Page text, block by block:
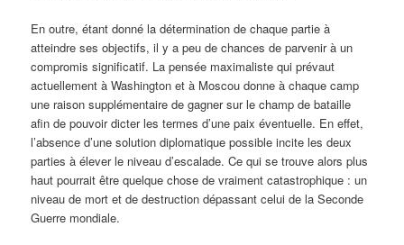
En outre, étant donné la détermination de chaque partie à
atteindre ses objectifs, il y a peu de chances de parvenir à un
compromis significatif. La pensée maximaliste qui prévaut
actuellement à Washington et à Moscou donne à chaque camp
une raison supplémentaire de gagner sur le champ de bataille
afin de pouvoir dicter les termes d’une paix éventuelle. En effet,
l’absence d’une solution diplomatique possible incite les deux
parties à élever le niveau d’escalade. Ce qui se trouve alors plus
haut pourrait être quelque chose de vraiment catastrophique : un
niveau de mort et de destruction dépassant celui de la Seconde
Guerre mondiale.